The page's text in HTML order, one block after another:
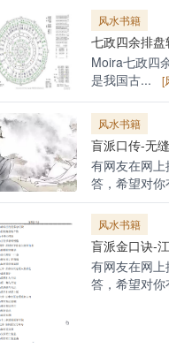
风水书籍
七政四余排
Moira七政四
是我国古...
[
风水书籍
盲派口传-无
有网友在网
答，希望对你
风水书籍
盲派金口诀-
有网友在网
答，希望对你